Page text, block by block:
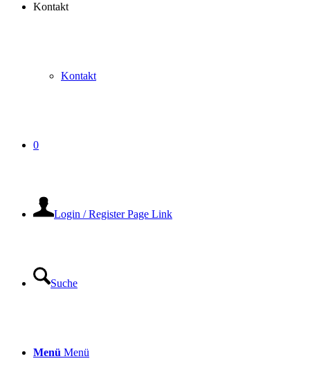
Kontakt
Kontakt
0
Login / Register Page Link
Suche
Menü Menü